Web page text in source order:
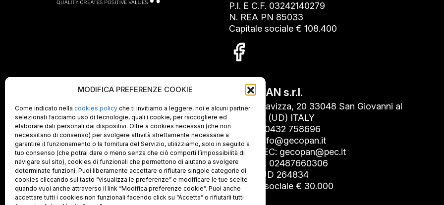
MODIFICA PREFERENZE COOKIE
Come indicato nella cookies policy che ti invitiamo a leggere, noi e alcuni partner
selezionati facciamo uso di tecnologie, quali i cookie, per raccogliere ed
elaborare dati personali dai dispositivi. Oltre a cookies necessari (che non
necessitano di consenso) per svolgere attività strettamente necessarie a
garantire il funzionamento o la fornitura del Servizio, utilizziamo, solo in seguito a
tuo consenso (che potrai dare o meno senza che ciò comporti l’impossibilità di
navigare sul sito), cookies di funzionali che permettono di aiutano a svolgere
determinate funzioni. Puoi liberamente accettare o rifiutare singole categorie di
cookies cliccando sul tasto “visualizza le preferenze” e modificare le tue scelte
quando vuoi anche attraverso il link “Modifica preferenze cookie”. Puoi anche
accettare tutti i cookies non funzionali facendo click su “Accetta” o rifiutarli tutti
P.I. E C.F. 03242140279
N. REA PN 85033
Capitale sociale € 108.400
GECOPAN s.r.l.
Via Roncavizza, 20 33048 San Giovanni al
Natisone (UD) ITALY
Tel. +39 0432 758696
E-mail: info@gecopan.it
E-mail PEC: gecopan@pec.it
P.I. E C.F. 02487660306
N. REA UD 264834
Capitale sociale € 30.000